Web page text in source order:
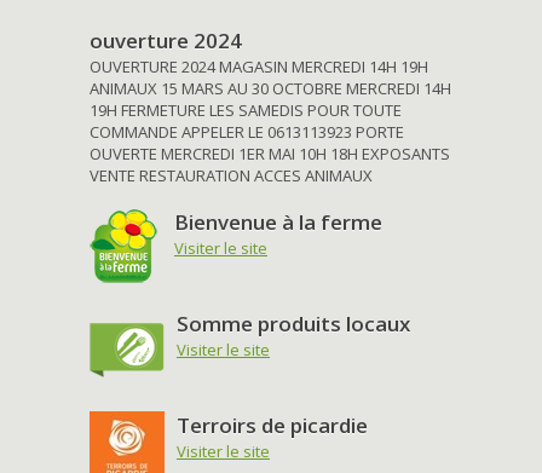
ouverture 2024
OUVERTURE 2024 MAGASIN MERCREDI 14H 19H
ANIMAUX 15 MARS AU 30 OCTOBRE MERCREDI 14H
19H FERMETURE LES SAMEDIS POUR TOUTE
COMMANDE APPELER LE 0613113923 PORTE
OUVERTE MERCREDI 1ER MAI 10H 18H EXPOSANTS
VENTE RESTAURATION ACCES ANIMAUX
Bienvenue à la ferme
Visiter le site
Somme produits locaux
Visiter le site
Terroirs de picardie
Visiter le site